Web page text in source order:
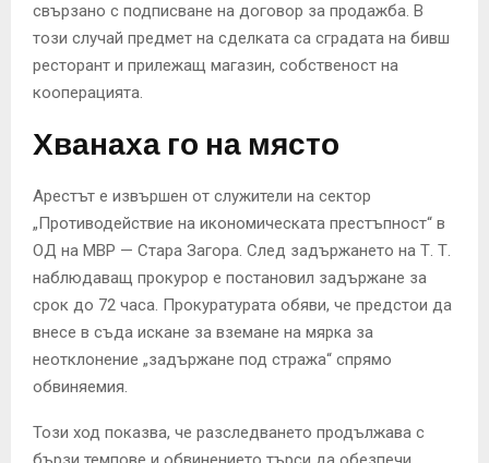
свързано с подписване на договор за продажба. В
този случай предмет на сделката са сградата на бивш
ресторант и прилежащ магазин, собственост на
кооперацията.
Хванаха го на място
Арестът е извършен от служители на сектор
„Противодействие на икономическата престъпност“ в
ОД на МВР — Стара Загора. След задържането на Т. Т.
наблюдаващ прокурор е постановил задържане за
срок до 72 часа. Прокуратурата обяви, че предстои да
внесе в съда искане за вземане на мярка за
неотклонение „задържане под стража“ спрямо
обвиняемия.
Този ход показва, че разследването продължава с